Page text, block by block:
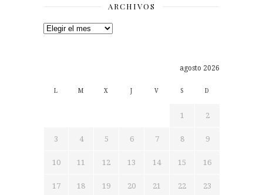
ARCHIVOS
Archivos
agosto 2026
L M X J V S D
1 2
3 4 5 6 7 8 9
10 11 12 13 14 15 16
17 18 19 20 21 22 23